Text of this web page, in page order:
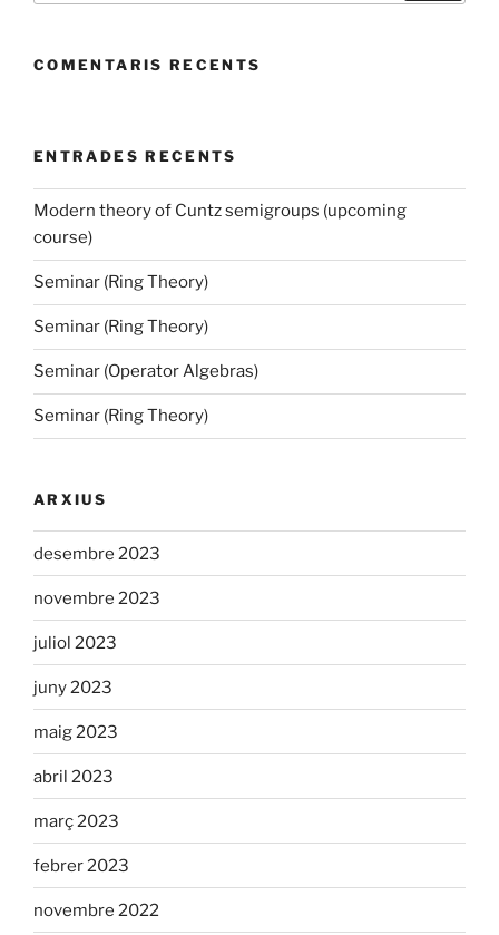
COMENTARIS RECENTS
ENTRADES RECENTS
Modern theory of Cuntz semigroups (upcoming
course)
Seminar (Ring Theory)
Seminar (Ring Theory)
Seminar (Operator Algebras)
Seminar (Ring Theory)
ARXIUS
desembre 2023
novembre 2023
juliol 2023
juny 2023
maig 2023
abril 2023
març 2023
febrer 2023
novembre 2022